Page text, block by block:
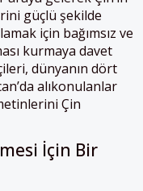
güçlü şekilde
için bağımsız ve
kurmaya davet
dünyanın dört
alıkonulanlar
Çin
İçin Bir